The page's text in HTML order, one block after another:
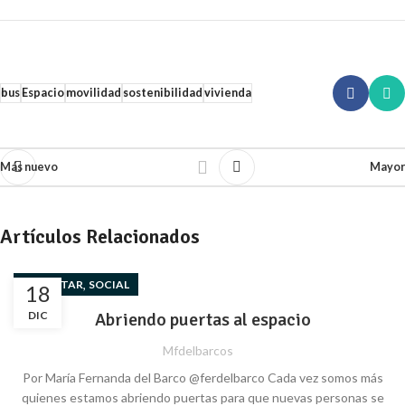
busEspaciomovilidad sostenibilidad vivienda
Más nuevo Mayor
Artículos Relacionados
18
DIC
BIENESTAR, SOCIAL
Abriendo puertas al espacio
Mfdelbarcos
Por María Fernanda del Barco @ferdelbarco Cada vez somos más
quienes estamos abriendo puertas para que nuevas personas se